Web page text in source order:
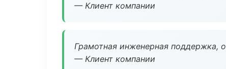
— Клиент компании
Грамотная инженерная поддержка,
— Клиент компании